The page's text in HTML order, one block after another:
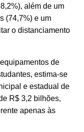
além de um
(74,7%) e um
o distanciamento
de
estima-se
e estadual de
R$ 3,2 bilhões,
apenas às